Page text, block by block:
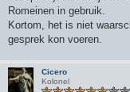
Romeinen in gebruik.
Kortom, het is niet
gesprek kon voeren.
Cicero
Kolonel